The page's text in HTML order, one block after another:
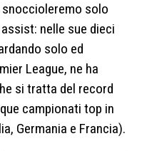
solo
nelle sue dieci
solo ed
League, ne ha
si tratta del record
campionati top in
Germania e Francia).